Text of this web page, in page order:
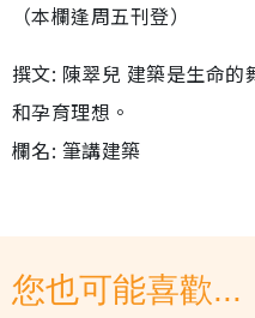
（本欄逢周五刊登）
撰文: 陳翠兒 建築是生命
和孕育理想。
欄名: 筆講建築
您也可能喜歡...